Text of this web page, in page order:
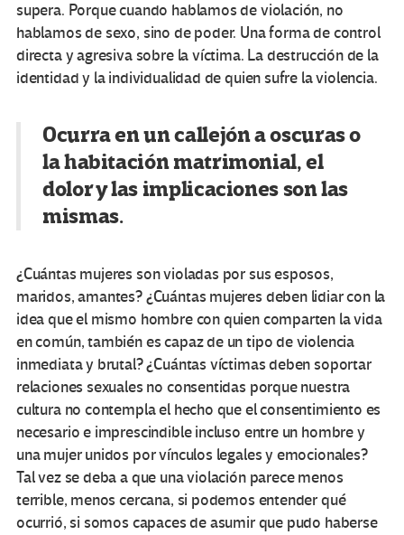
supera. Porque cuando hablamos de violación, no
hablamos de sexo, sino de poder. Una forma de control
directa y agresiva sobre la víctima. La destrucción de la
identidad y la individualidad de quien sufre la violencia.
Ocurra en un callejón a oscuras o
la habitación matrimonial, el
dolor y las implicaciones son las
mismas.
¿Cuántas mujeres son violadas por sus esposos,
maridos, amantes? ¿Cuántas mujeres deben lidiar con la
idea que el mismo hombre con quien comparten la vida
en común, también es capaz de un tipo de violencia
inmediata y brutal? ¿Cuántas víctimas deben soportar
relaciones sexuales no consentidas porque nuestra
cultura no contempla el hecho que el consentimiento es
necesario e imprescindible incluso entre un hombre y
una mujer unidos por vínculos legales y emocionales?
Tal vez se deba a que una violación parece menos
terrible, menos cercana, si podemos entender qué
ocurrió, si somos capaces de asumir que pudo haberse